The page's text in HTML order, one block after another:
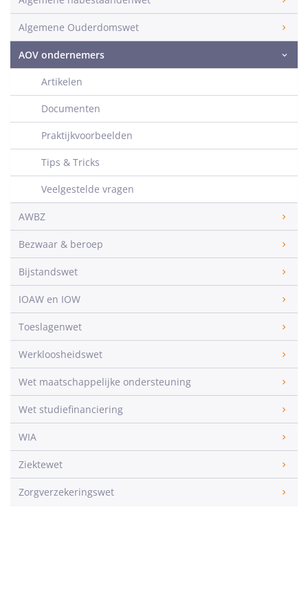
Algemene Ouderdomswet
AOV ondernemers
Artikelen
Documenten
Praktijkvoorbeelden
Tips & Tricks
Veelgestelde vragen
AWBZ
Bezwaar & beroep
Bijstandswet
IOAW en IOW
Toeslagenwet
Werkloosheidswet
Wet maatschappelijke ondersteuning
Wet studiefinanciering
WIA
Ziektewet
Zorgverzekeringswet